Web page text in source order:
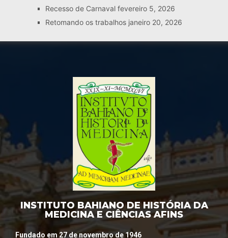
Recesso de Carnaval fevereiro 5, 2026
Retomando os trabalhos janeiro 20, 2026
INSTITUTO BAHIANO DE HISTÓRIA DA
MEDICINA E CIÊNCIAS AFINS
Fundado em 27 de novembro de 1946